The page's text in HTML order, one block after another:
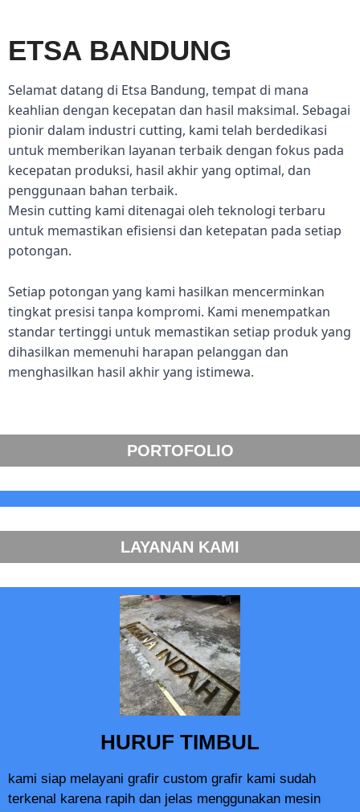
ETSA BANDUNG
Selamat datang di Etsa Bandung, tempat di mana
keahlian dengan kecepatan dan hasil maksimal. Sebagai
pionir dalam industri cutting, kami telah berdedikasi
untuk memberikan layanan terbaik dengan fokus pada
kecepatan produksi, hasil akhir yang optimal, dan
penggunaan bahan terbaik.
Mesin cutting kami ditenagai oleh teknologi terbaru
untuk memastikan efisiensi dan ketepatan pada setiap
potongan.
Setiap potongan yang kami hasilkan mencerminkan
tingkat presisi tanpa kompromi. Kami menempatkan
standar tertinggi untuk memastikan setiap produk yang
dihasilkan memenuhi harapan pelanggan dan
menghasilkan hasil akhir yang istimewa.
PORTOFOLIO
LAYANAN KAMI
HURUF TIMBUL
kami siap melayani grafir custom grafir kami sudah
terkenal karena rapih dan jelas menggunakan mesin